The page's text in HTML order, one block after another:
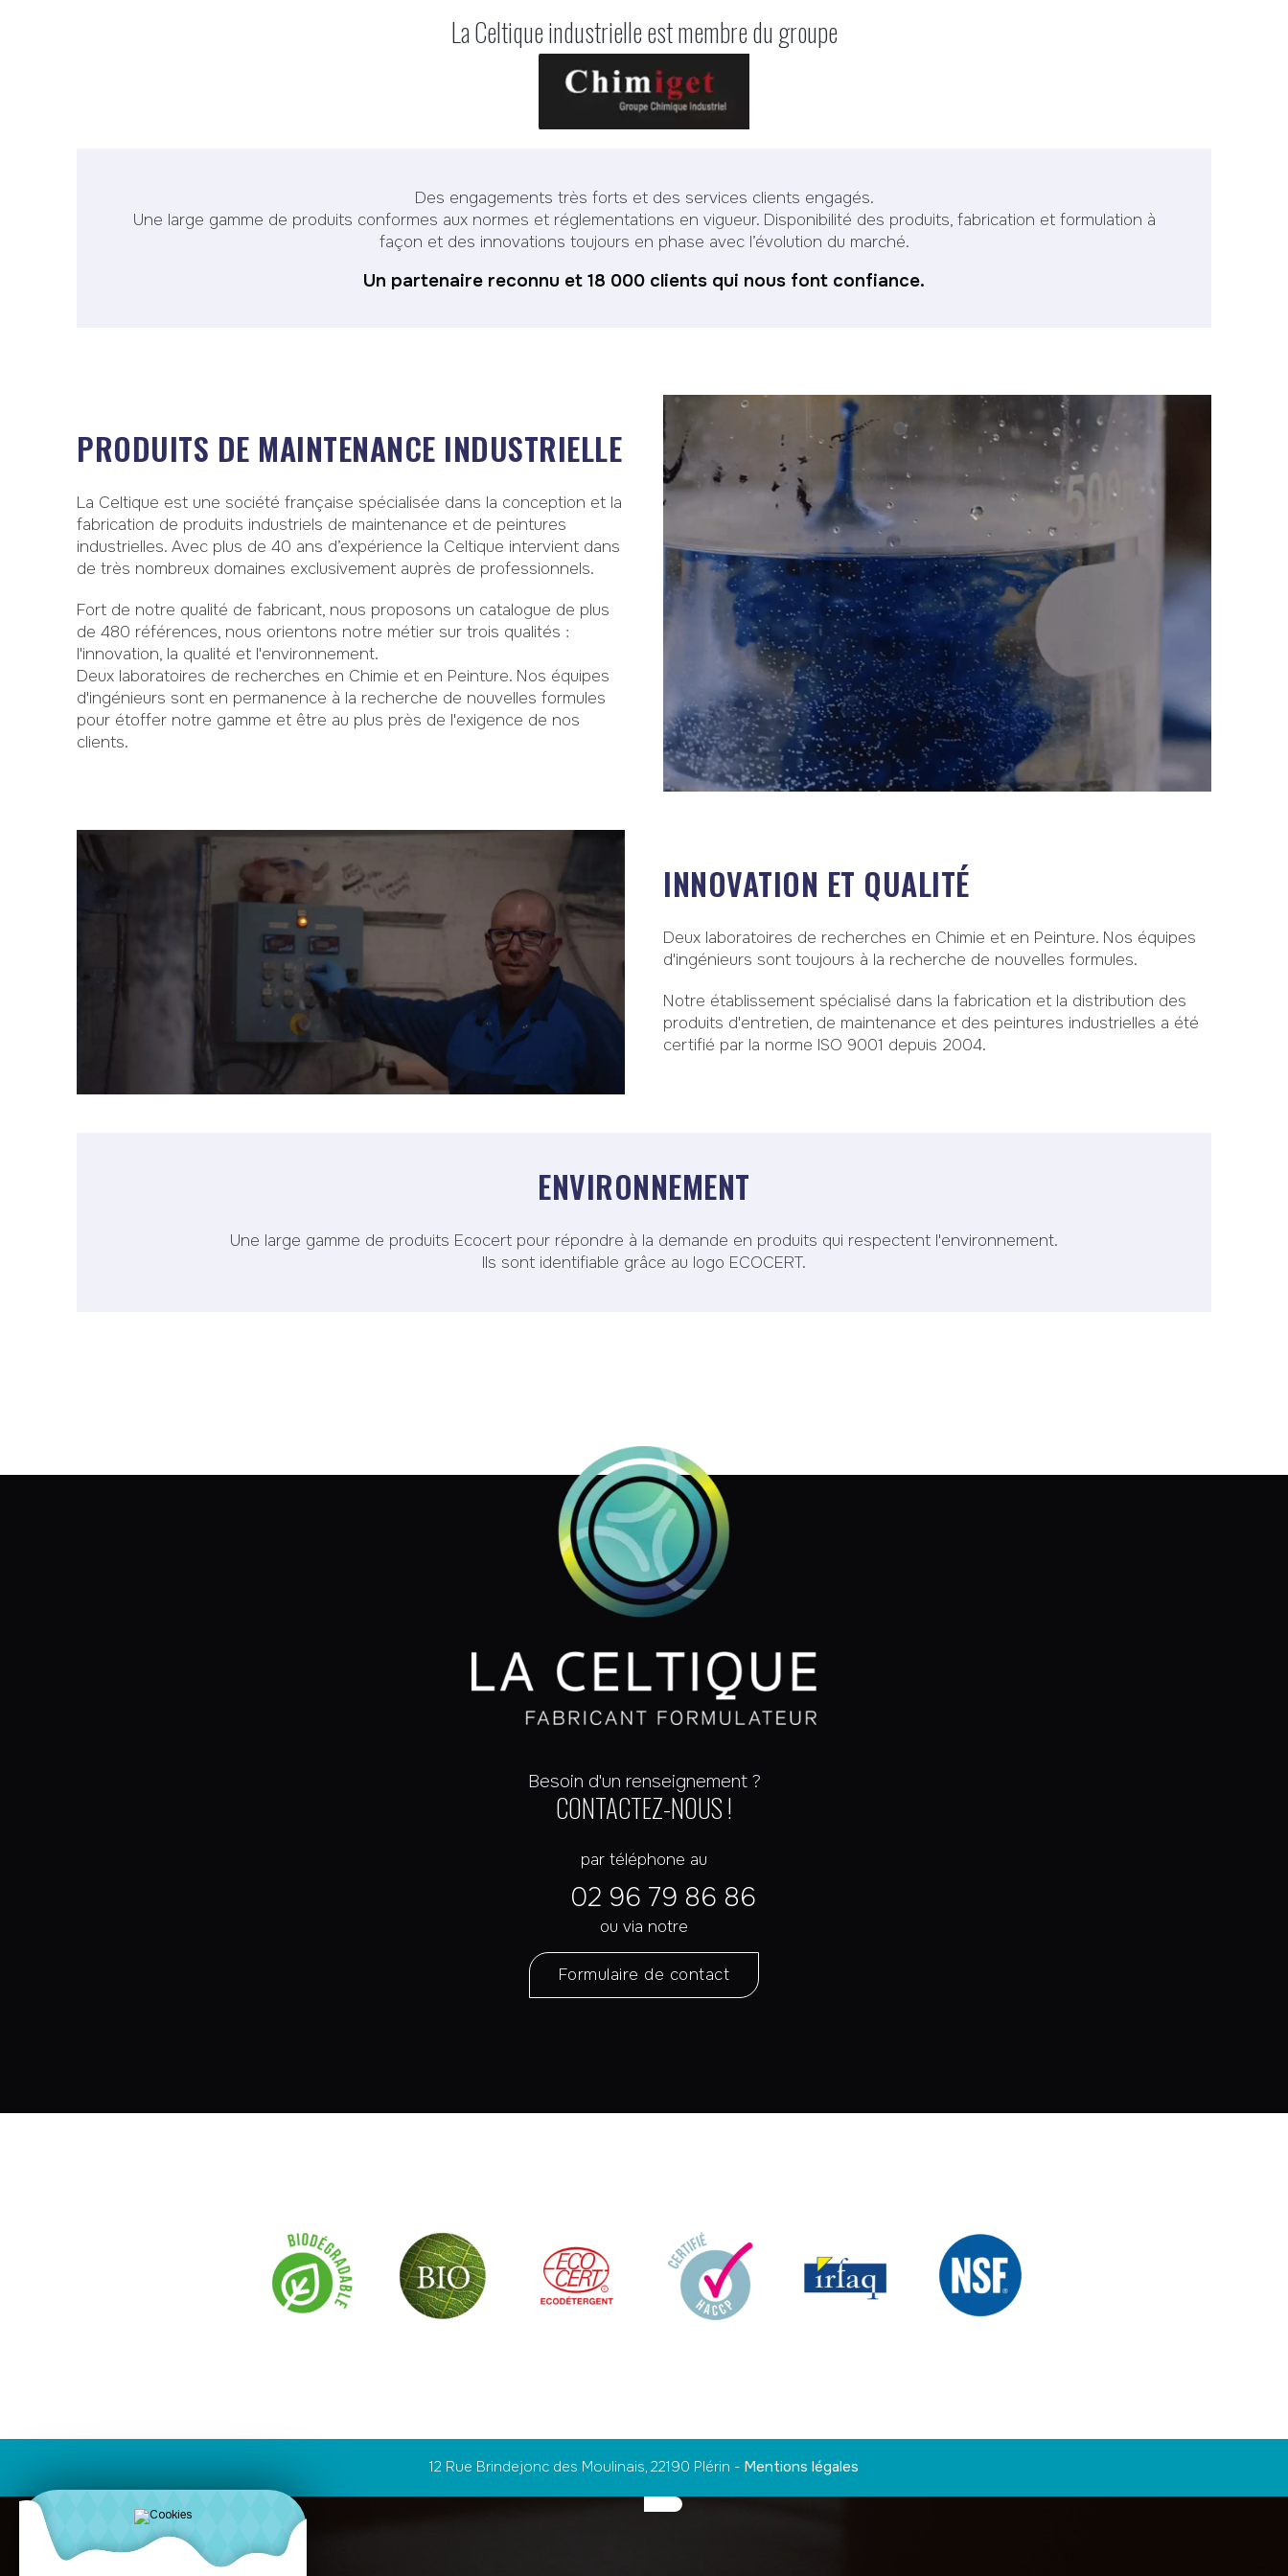
La Celtique industrielle est membre du groupe
Des engagements très forts et des services clients engagés.
Une large gamme de produits conformes aux normes et réglementations en vigueur. Disponibilité des produits, fabrication et formulation à
façon et des innovations toujours en phase avec l’évolution du marché.
Un partenaire reconnu et 18 000 clients qui nous font confiance.
PRODUITS DE MAINTENANCE INDUSTRIELLE
La Celtique est une société française spécialisée dans la conception et la
fabrication de produits industriels de maintenance et de peintures
industrielles. Avec plus de 40 ans d’expérience la Celtique intervient dans
de très nombreux domaines exclusivement auprès de professionnels.
Fort de notre qualité de fabricant, nous proposons un catalogue de plus
de 480 références, nous orientons notre métier sur trois qualités :
l'innovation, la qualité et l'environnement.
Deux laboratoires de recherches en Chimie et en Peinture. Nos équipes
d'ingénieurs sont en permanence à la recherche de nouvelles formules
pour étoffer notre gamme et être au plus près de l'exigence de nos
clients.
INNOVATION ET QUALITÉ
Deux laboratoires de recherches en Chimie et en Peinture. Nos équipes
d'ingénieurs sont toujours à la recherche de nouvelles formules.
Notre établissement spécialisé dans la fabrication et la distribution des
produits d'entretien, de maintenance et des peintures industrielles a été
certifié par la norme ISO 9001 depuis 2004.
ENVIRONNEMENT
Une large gamme de produits Ecocert pour répondre à la demande en produits qui respectent l'environnement.
Ils sont identifiable grâce au logo ECOCERT.
Besoin d'un renseignement ?
CONTACTEZ-NOUS !
par téléphone au
02 96 79 86 86
ou via notre
Formulaire de contact
12 Rue Brindejonc des Moulinais, 22190 Plérin - Mentions légales